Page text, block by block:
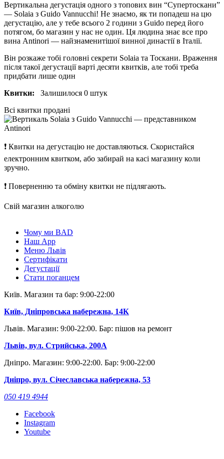
Вертикальна дегустація одного з топових вин “Супертоскани”
— Solaia з Guido Vannucchi! Не знаємо, як ти попадеш на цю
дегустацію, але у тебе всього 2 години з Guido перед його
потягом, бо магазин у нас не один. Ця людина знає все про
вина Antinori — найзнаменитішої винної династії в Італії.
Він розкаже тобі головні секрети Solaia та Тоскани. Враження
після такої дегустації варті десяти квитків, але тобі треба
придбати лише один
Квитки: Залишилося 0 штук
Всі квитки продані
❗ Квитки на дегустацію не доставляються. Скористайся
електронним квитком, або забирай на касі магазину коли
зручно.
❗ Поверненню та обміну квитки не підлягають.
Свій магазин алкоголю
Чому ми BAD
Наш App
Меню Львів
Сертифікати
Дегустації
Стати поганцем
Київ. Магазин та бар: 9:00-22:00
Київ, Дніпровська набережна, 14К
Львів. Магазин: 9:00-22:00. Бар: пішов на ремонт
Львів, вул. Стрийська, 200А
Дніпро. Магазин: 9:00-22:00. Бар: 9:00-22:00
Дніпро, вул. Січеславська набережна, 53
050 419 4944
Facebook
Instagram
Youtube